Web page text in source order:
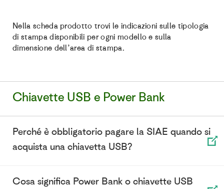
Nella scheda prodotto trovi le indicazioni sulle tipologia
di stampa disponibili per ogni modello e sulla
dimensione dell’area di stampa.
Chiavette USB e Power Bank
Perché è obbligatorio pagare la SIAE quando si
acquista una chiavetta USB?
Cosa significa Power Bank o chiavette USB